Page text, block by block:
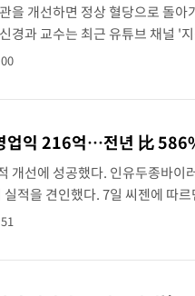
내린 6258.77에 마쳐
원 마감
, 2018년 이후 첫 40도
[속보]종합특검, '계엄 수용공간 확보' 신용해 前교정본부장 기소
민적 공분에 수사 재개"
지…'쑥대밭' 된 축구협회
[속보]규제합리화위원회 부위원장에 김태유 서울대 공대 교수…이병태 후임
을 개선하면 정상 혈당으로 돌
경과 교수는 최근 유튜브 채널 '
례를 소개했다. 관해란 혈당이
업익 216억…전년 比
개선에 성공했다. 인유두종바
실적을 견인했다. 7일 씨젠에 따
동기대비 19.2% 증가한 것으로